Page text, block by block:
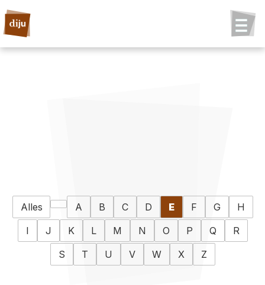
Alles A B C D E F G
H
I
J K L M N O P Q
R
S
T U V W X Z